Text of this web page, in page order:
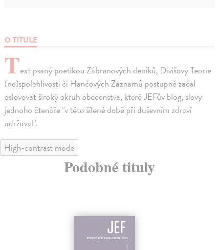
O TITULE
Text psaný poetikou Zábranových deníků, Divišovy Teorie
(ne)spolehlivosti či Hančových Záznamů postupně začal
oslovovat široký okruh obecenstva, které JEFův blog, slovy
jednoho čtenáře "v této šílené době při duševním zdraví
udržoval".
High-contrast mode
Podobné tituly